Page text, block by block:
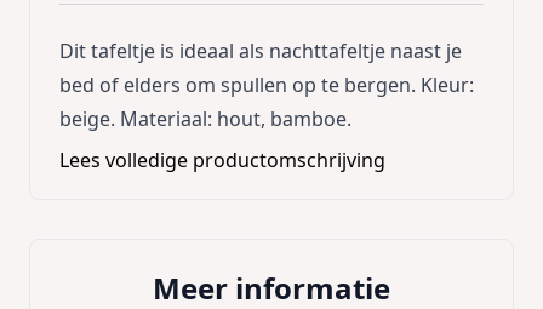
Dit tafeltje is ideaal als nachttafeltje naast je
bed of elders om spullen op te bergen. Kleur:
beige. Materiaal: hout, bamboe.
Lees volledige productomschrijving
Meer informatie